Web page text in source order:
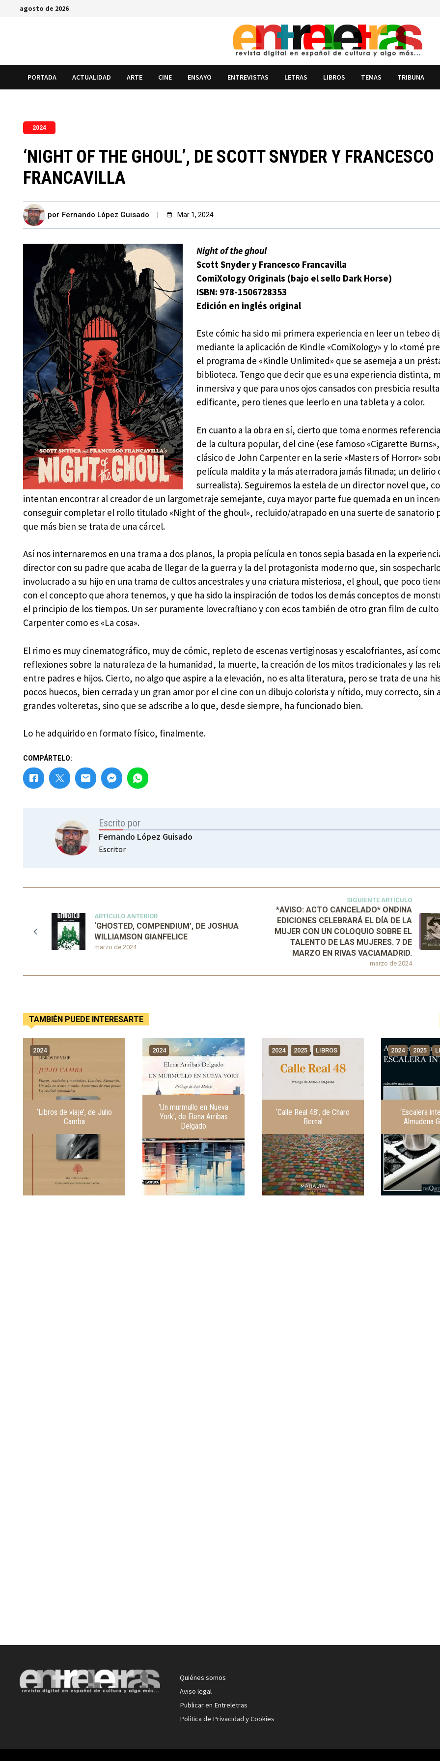
Saltaragosto de 2026
PORTADA ACTUALIDAD ARTE CINE ENSAYO ENTREVISTAS LETRAS LIBROS TEMAS TRIBUNA
2024
‘NIGHT OF THE GHOUL’, DE SCOTT SNYDER Y FRANCESCO
FRANCAVILLA
por Fernando López Guisado Mar 1, 2024
Night of the ghoul
Scott Snyder y Francesco Francavilla
ComiXology Originals (bajo el sello Dark Horse)
ISBN: 978-1506728353
Edición en inglés original
Este cómic ha sido mi primera experiencia en leer un tebeo
mediante la aplicación de Kindle «ComiXology» y lo «tomé
el programa de «Kindle Unlimited» que se asemeja a un
biblioteca. Tengo que decir que es una experiencia distinta,
inmersiva y que para unos ojos cansados con presbicia
edificante, pero tienes que leerlo en una tableta y a color.
En cuanto a la obra en sí, cierto que toma enormes
de la cultura popular, del cine (ese famoso «Cigarette
clásico de John Carpenter en la serie «Masters of Horror»
película maldita y la más aterradora jamás filmada; un delirio
surrealista). Seguiremos la estela de un director novel que,
intentan encontrar al creador de un largometraje semejante, cuya mayor parte fue quemada en un
conseguir completar el rollo titulado «Night of the ghoul», recluido/atrapado en una suerte de sanatorio
que más bien se trata de una cárcel.
Así nos internaremos en una trama a dos planos, la propia película en tonos sepia basada en la
director con su padre que acaba de llegar de la guerra y la del protagonista moderno que, sin
involucrado a su hijo en una trama de cultos ancestrales y una criatura misteriosa, el ghoul, que poco
con el concepto que ahora tenemos, y que ha sido la inspiración de todos los demás conceptos de
el principio de los tiempos. Un ser puramente lovecraftiano y con ecos también de otro gran film de
Carpenter como es «La cosa».
El rimo es muy cinematográfico, muy de cómic, repleto de escenas vertiginosas y escalofriantes, así
reflexiones sobre la naturaleza de la humanidad, la muerte, la creación de los mitos tradicionales y las
entre padres e hijos. Cierto, no algo que aspire a la elevación, no es alta literatura, pero se trata de una
pocos huecos, bien cerrada y un gran amor por el cine con un dibujo colorista y nítido, muy correcto, sin
grandes volteretas, sino que se adscribe a lo que, desde siempre, ha funcionado bien.
Lo he adquirido en formato físico, finalmente.
COMPÁRTELO:
Escrito por
Fernando López Guisado
Escritor
ARTÍCULO ANTERIOR
marzo de 2024
‘GHOSTED, COMPENDIUM’, DE JOSHUA
WILLIAMSON GIANFELICE
SIGUIENTE ARTÍCULO
marzo de 2024
*AVISO: ACTO CANCELADO* ONDINA
EDICIONES CELEBRARÁ EL DÍA DE LA
MUJER CON UN COLOQUIO SOBRE EL
TALENTO DE LAS MUJERES. 7 DE
MARZO EN RIVAS VACIAMADRID.
TAMBIÈN PUEDE INTERESARTE
2024
‘Libros de viaje’, de Julio
Camba
2024
‘Un murmullo en Nueva
York’, de Elena Arribas
Delgado
2024 2025 LIBROS
‘Calle Real 48’, de Charo
Bernal
2024 2025
‘Escalera
Almudena
Quiénes somos
Aviso legal
Publicar en Entreletras
Política de Privacidad y Cookies